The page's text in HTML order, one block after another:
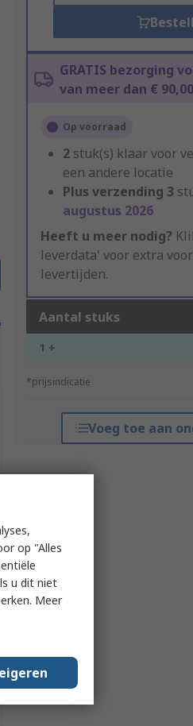
GRATIS bezorging
van meer dan € 90,00
Op voorraad
2 stuk(s) klaar voor
een andere locatie
Plus verzending 3
augustus 2026
Heeft u meer nodig?
leverdata' voor extra
levertijden.
Aantal stuks
1 +
*prijsindicatie
Voeg toe aan
op "Alles
u dit niet
Meer